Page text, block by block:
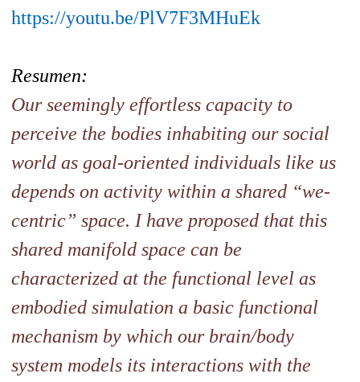
https://youtu.be/PlV7F3MHuEk
Resumen:
Our seemingly effortless capacity to
perceive the bodies inhabiting our social
world as goal-oriented individuals like us
depends on activity within a shared “we-
centric” space. I have proposed that this
shared manifold space can be
characterized at the functional level as
embodied simulation a basic functional
mechanism by which our brain/body
system models its interactions with the